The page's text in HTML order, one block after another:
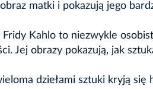
matki i pokazują jego
Fridy Kahlo to niezwykle
Jej obrazy pokazują, jak
dziełami sztuki kryją się